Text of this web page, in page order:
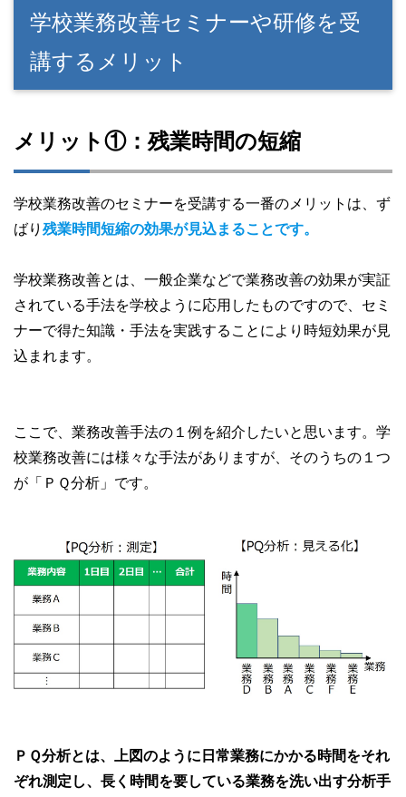
学校業務改善セミナーや研修を受
講するメリット
メリット①：残業時間の短縮
学校業務改善のセミナーを受講する一番のメリットは、ず
ばり 残業時間短縮の効果が見込まることです。
学校業務改善とは、一般企業などで業務改善の効果が実証
されている手法を学校ように応用したものですので、セミ
ナーで得た知識・手法を実践することにより時短効果が見
込まれます。
ここで、業務改善手法の１例を紹介したいと思います。学
校業務改善には様々な手法がありますが、そのうちの１つ
が「ＰＱ分析」です。
ＰＱ分析とは、上図のように日常業務にかかる時間をそれ
ぞれ測定し、長く時間を要している業務を洗い出す分析手